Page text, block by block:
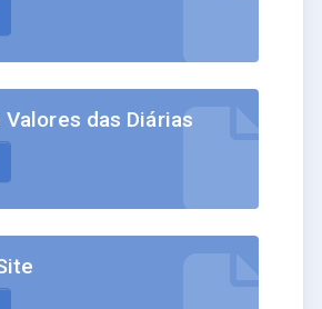
Valores das Diárias